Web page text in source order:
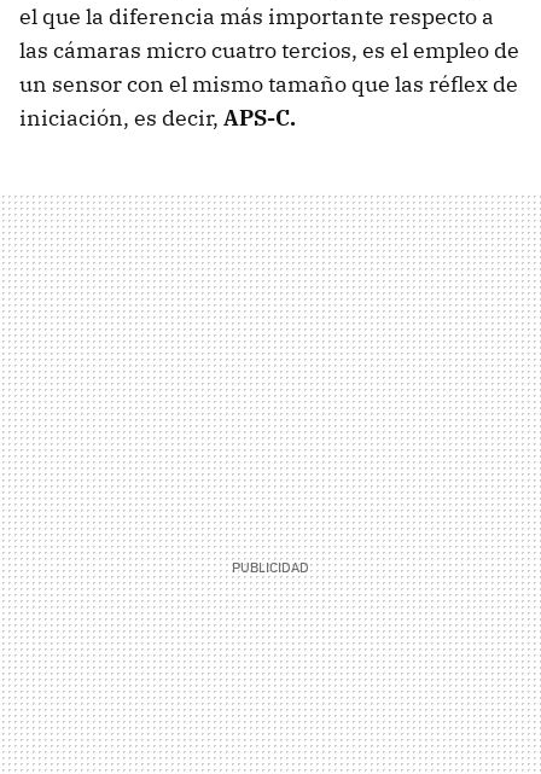
el que la diferencia más importante respecto a
las cámaras micro cuatro tercios, es el empleo de
un sensor con el mismo tamaño que las réflex de
iniciación, es decir, APS-C.